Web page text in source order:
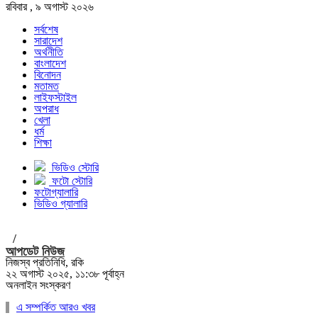
রবিবার , ৯ অগাস্ট ২০২৬
সর্বশেষ
সারাদেশ
অর্থনীতি
বাংলাদেশ
বিনোদন
মতামত
লাইফস্টাইল
অপরাধ
খেলা
ধর্ম
শিক্ষা
ভিডিও স্টোরি
ফটো স্টোরি
ফটোগ্যালারি
ভিডিও গ্যালারি
/
আপডেট নিউজ
নিজস্ব প্রতিনিধি, রকি
২২ অগাস্ট ২০২৫, ১১:৩৮ পূর্বাহ্ন
অনলাইন সংস্করণ
এ সম্পর্কিত আরও খবর